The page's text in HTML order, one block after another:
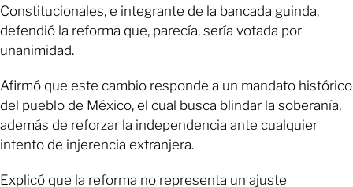
Constitucionales, e integrante de la bancada guinda,
defendió la reforma que, parecía, sería votada por
unanimidad.
Afirmó que este cambio responde a un mandato histórico
del pueblo de México, el cual busca blindar la soberanía,
además de reforzar la independencia ante cualquier
intento de injerencia extranjera.
Explicó que la reforma no representa un ajuste